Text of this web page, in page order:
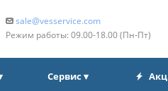
sale@vesservice.com
Режим работы: 09.00‑18.00 (Пн‑Пт)
Сервис ▾